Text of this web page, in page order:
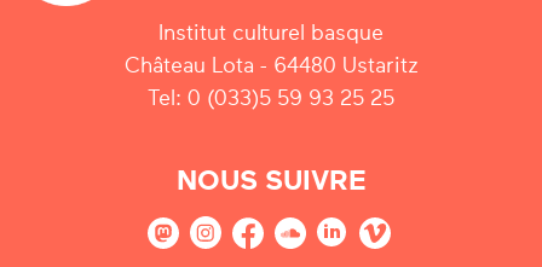
Institut culturel basque
Château Lota - 64480 Ustaritz
Tel: 0 (033)5 59 93 25 25
NOUS SUIVRE